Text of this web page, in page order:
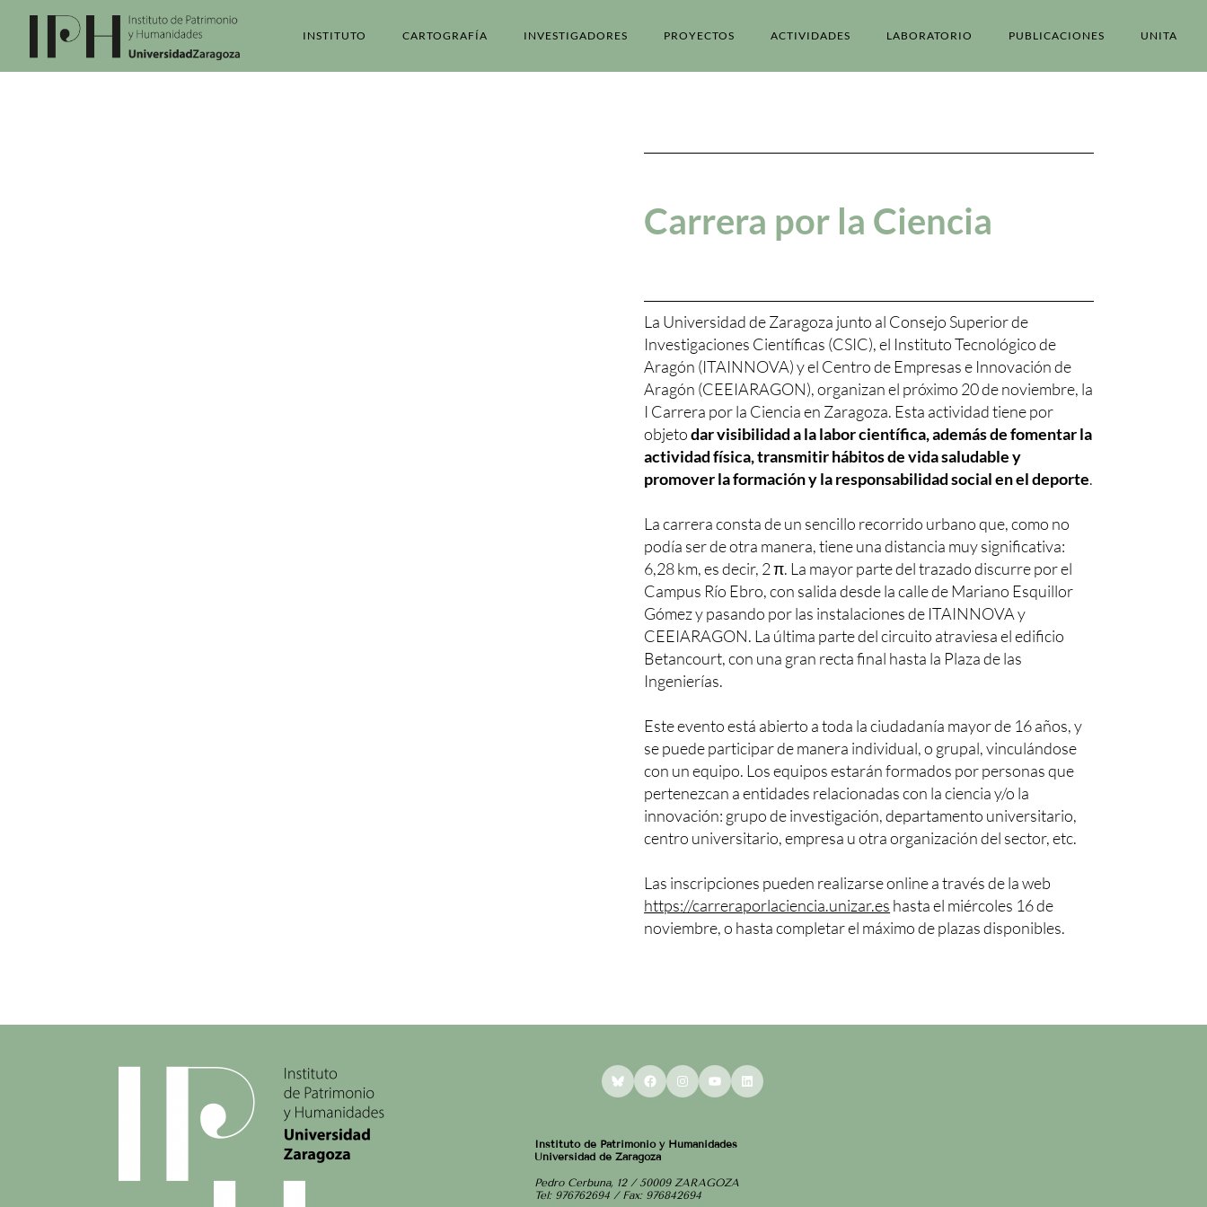
INSTITUTO CARTOGRAFÍA INVESTIGADORES PROYECTOS ACTIVIDADES LABORATORIO PUBLICACIONES UNITA
Carrera por la Ciencia
La Universidad de Zaragoza junto al Consejo Superior de
Investigaciones Científicas (CSIC), el Instituto Tecnológico de
Aragón (ITAINNOVA) y el Centro de Empresas e Innovación de
Aragón (CEEIARAGON), organizan el próximo 20 de noviembre, la
I Carrera por la Ciencia en Zaragoza. Esta actividad tiene por
objetodar visibilidad a la labor científica, además de fomentar la
actividad física, transmitir hábitos de vida saludable y
promover la formación y la responsabilidad social en el deporte.
La carrera consta de un sencillo recorrido urbano que, como no
podía ser de otra manera, tiene una distancia muy significativa:
6,28 km, es decir, 2 π. La mayor parte del trazado discurre por el
Campus Río Ebro, con salida desde la calle de Mariano Esquillor
Gómez y pasando por las instalaciones de ITAINNOVA y
CEEIARAGON. La última parte del circuito atraviesa el edificio
Betancourt, con una gran recta final hasta la Plaza de las
Ingenierías.
Este evento está abierto a toda la ciudadanía mayor de 16 años, y
se puede participar de manera individual, o grupal, vinculándose
con un equipo. Los equipos estarán formados por personas que
pertenezcan a entidades relacionadas con la ciencia y/o la
innovación: grupo de investigación, departamento universitario,
centro universitario, empresa u otra organización del sector, etc.
Las inscripciones pueden realizarse online a través de la web
https://carreraporlaciencia.unizar.es hasta el miércoles 16 de
noviembre, o hasta completar el máximo de plazas disponibles.
BlueskyFacebookInstagram
YouTubeLinkedIn
Instituto de Patrimonio y Humanidades
Universidad de Zaragoza
Pedro Cerbuna, 12 / 50009 ZARAGOZA
Tel: 976762694 / Fax: 976842694